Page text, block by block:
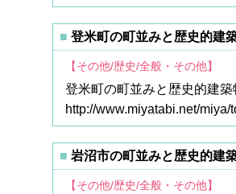
登米町の町並みと歴史的建
【その他/歴史/全般・その他】
登米町の町並みと歴史的建
http://www.miyatabi.net/miya/
岩沼市の町並みと歴史的建
【その他/歴史/全般・その他】